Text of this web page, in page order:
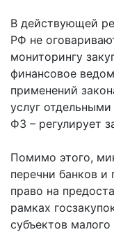
В действующей
РФ не
мониторингу
финансовое
применений
услуг
ФЗ – регулирует
Помимо этого,
перечни банков
право на
рамках
субъектов малого